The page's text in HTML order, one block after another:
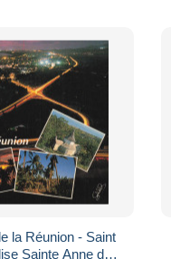
la Réunion - Saint
Sainte Anne de